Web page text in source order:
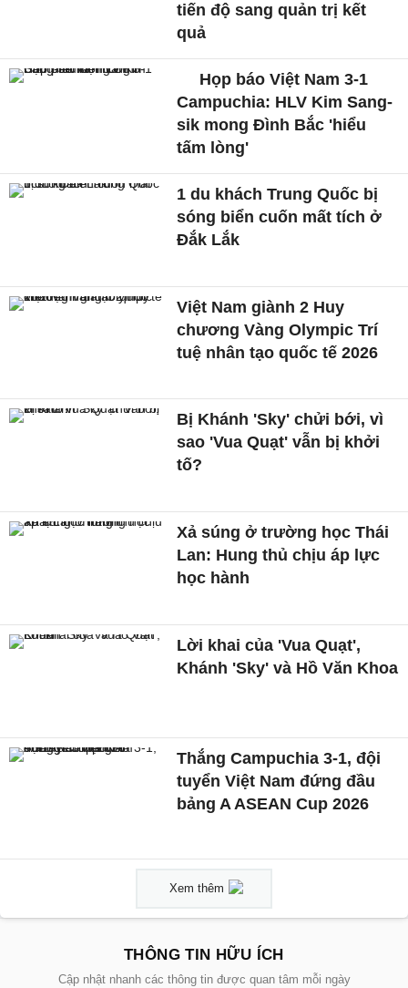
tiến độ sang quản trị kết
quả
Họp báo Việt Nam 3-1
Campuchia: HLV Kim Sang-
sik mong Đình Bắc 'hiểu
tấm lòng'
1 du khách Trung Quốc bị
sóng biển cuốn mất tích ở
Đắk Lắk
Việt Nam giành 2 Huy
chương Vàng Olympic Trí
tuệ nhân tạo quốc tế 2026
Bị Khánh 'Sky' chửi bới, vì
sao 'Vua Quạt' vẫn bị khởi
tố?
Xả súng ở trường học Thái
Lan: Hung thủ chịu áp lực
học hành
Lời khai của 'Vua Quạt',
Khánh 'Sky' và Hồ Văn Khoa
Thắng Campuchia 3-1, đội
tuyển Việt Nam đứng đầu
bảng A ASEAN Cup 2026
Xem thêm
THÔNG TIN HỮU ÍCH
Cập nhật nhanh các thông tin được quan tâm mỗi ngày